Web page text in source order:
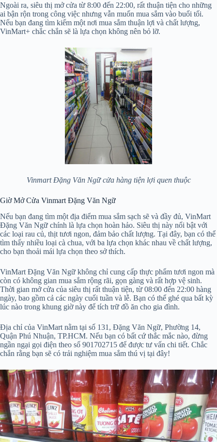
Ngoài ra, siêu thị mở cửa từ 8:00 đến 22:00, rất thuận tiện cho những
ai bận rộn trong công việc nhưng vẫn muốn mua sắm vào buổi tối.
Nếu bạn đang tìm kiếm một nơi mua sắm thuận lợi và chất lượng,
VinMart+ chắc chắn sẽ là lựa chọn không nên bỏ lỡ.
Vinmart Đặng Văn Ngữ cửa hàng tiện lợi quen thuộc
Giờ Mở Cửa Vinmart Đặng Văn Ngữ
Nếu bạn đang tìm một địa điểm mua sắm sạch sẽ và đầy đủ, VinMart
Đặng Văn Ngữ chính là lựa chọn hoàn hảo. Siêu thị này nổi bật với
các loại rau củ, thịt tươi ngon, đảm bảo chất lượng. Tại đây, bạn có thể
tìm thấy nhiều loại cà chua, với ba lựa chọn khác nhau về chất lượng,
cho bạn thoải mái lựa chọn theo sở thích.
VinMart Đặng Văn Ngữ không chỉ cung cấp thực phẩm tươi ngon mà
còn có không gian mua sắm rộng rãi, gọn gàng và rất hợp vệ sinh.
Thời gian mở cửa của siêu thị rất thuận tiện, từ 08:00 đến 22:00 hàng
ngày, bao gồm cả các ngày cuối tuần và lễ. Bạn có thể ghé qua bất kỳ
lúc nào trong khung giờ này để tích trữ đồ ăn cho gia đình.
Địa chỉ của VinMart nằm tại số 131, Đặng Văn Ngữ, Phường 14,
Quận Phú Nhuận, TP.HCM. Nếu bạn có bất cứ thắc mắc nào, đừng
ngần ngại gọi điện theo số 901702715 để được tư vấn chi tiết. Chắc
chắn rằng bạn sẽ có trải nghiệm mua sắm thú vị tại đây!